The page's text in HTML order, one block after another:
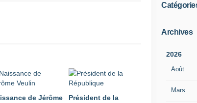
de Jérôme
Président de la
Archives
2026
Août
Mars